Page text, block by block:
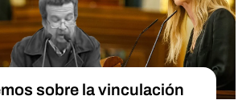
sobre la vinculación